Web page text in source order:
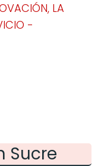
LA
-
Sucre